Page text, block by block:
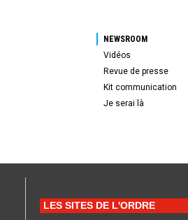
NEWSROOM
Vidéos
Revue de presse
Kit communication
Je serai là
LES SITES DE L'ORDRE